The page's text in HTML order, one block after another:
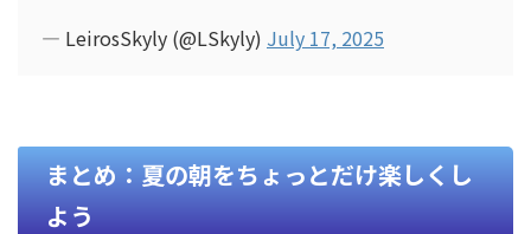
— LeirosSkyly (@LSkyly) July 17, 2025
まとめ：夏の朝をちょっとだけ楽しくし
よう